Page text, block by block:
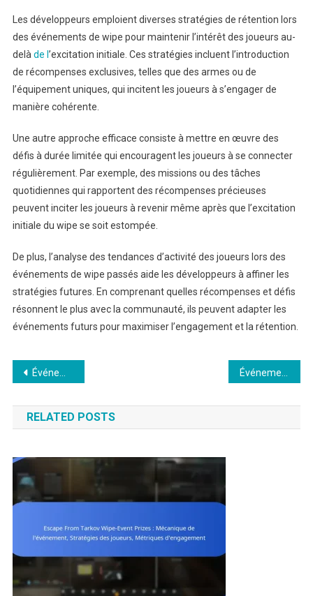
Les développeurs emploient diverses stratégies de rétention lors
des événements de wipe pour maintenir l’intérêt des joueurs au-
delà de l ’excitation initiale. Ces stratégies incluent l’introduction
de récompenses exclusives, telles que des armes ou de
l’équipement uniques, qui incitent les joueurs à s’engager de
manière cohérente.
Une autre approche efficace consiste à mettre en œuvre des
défis à durée limitée qui encouragent les joueurs à se connecter
régulièrement. Par exemple, des missions ou des tâches
quotidiennes qui rapportent des récompenses précieuses
peuvent inciter les joueurs à revenir même après que l’excitation
initiale du wipe se soit estompée.
De plus, l’analyse des tendances d’activité des joueurs lors des
événements de wipe passés aide les développeurs à affiner les
stratégies futures. En comprenant quelles récompenses et défis
résonnent le plus avec la communauté, ils peuvent adapter les
événements futurs pour maximiser l’engagement et la rétention.
Post
navigation
Événements de réinitialisation dans Escape From Tarkov – Prix : Distribution des récompenses, Timing, Satisfaction des utilisateurs
RELATED POSTS